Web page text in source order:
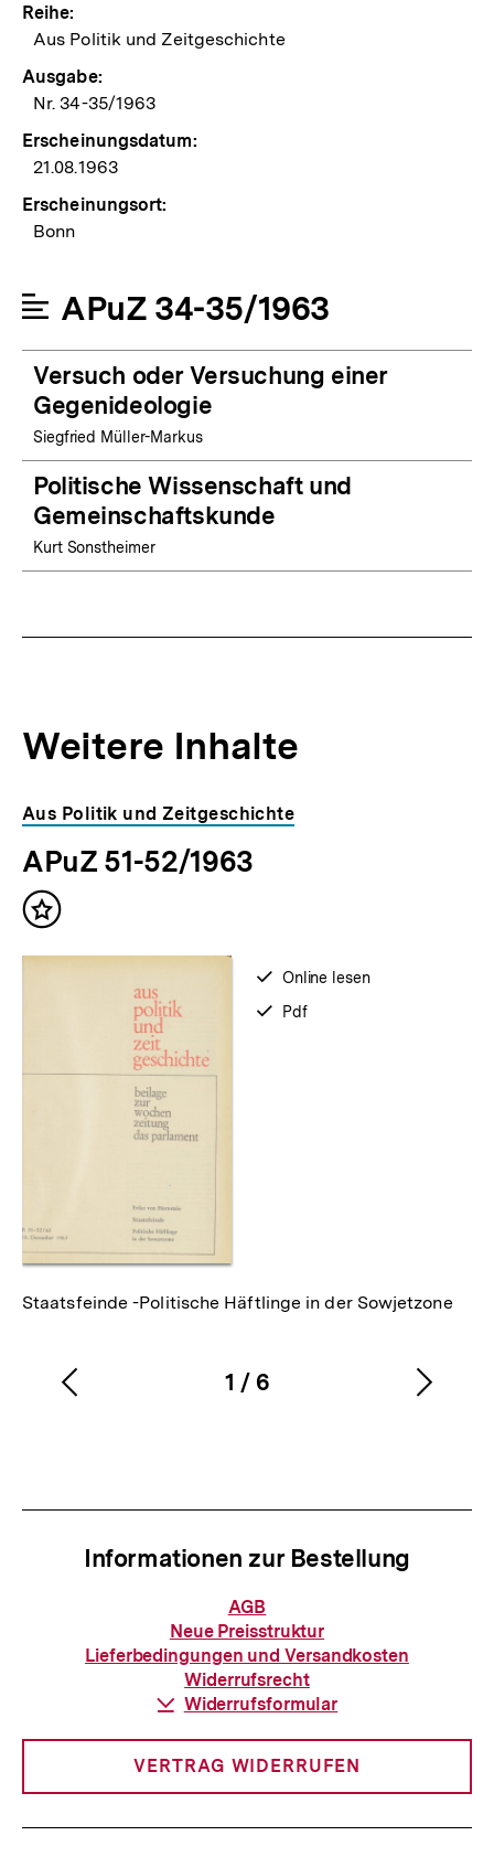
Reihe:
Aus Politik und Zeitgeschichte
Ausgabe:
Nr. 34-35/1963
Erscheinungsdatum:
21.08.1963
Erscheinungsort:
Bonn
APuZ 34-35/1963
Versuch oder Versuchung einer
Gegenideologie
Siegfried Müller-Markus
Politische Wissenschaft und
Gemeinschaftskunde
Kurt Sonstheimer
Weitere Inhalte
Inhaltskarousell
für
weitere
Inhalte
Inhaltskarussell
überspringen
Aus Politik und Zeitgeschichte
APuZ 51-52/1963
Inhalt
verfügbar
Online lesen
verfügbar
Pdf
Staatsfeinde -Politische Häftlinge in der Sowjetzone
Karussellinhalt
1
von
/ 6
Vorherigen
Informationen zur Bestellung
Informationen
zur
Bestellung
AGB
Neue Preisstruktur
Lieferbedingungen und Versandkosten
Widerrufsrecht
Download-
Widerrufsformular
VERTRAG WIDERRUFEN